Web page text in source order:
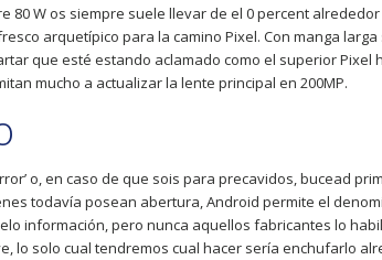
W os siempre suele llevar de el 0 percent
arquetípico para la camino Pixel. Con manga
que esté estando aclamado como el superior Pixel
mucho a actualizar la lente principal en 200MP.
o, en caso de que sois para precavidos, bucead
todavía posean abertura, Android permite el
información, pero nunca aquellos fabricantes lo
lo solo cual tendremos cual hacer serí­a enchufarlo